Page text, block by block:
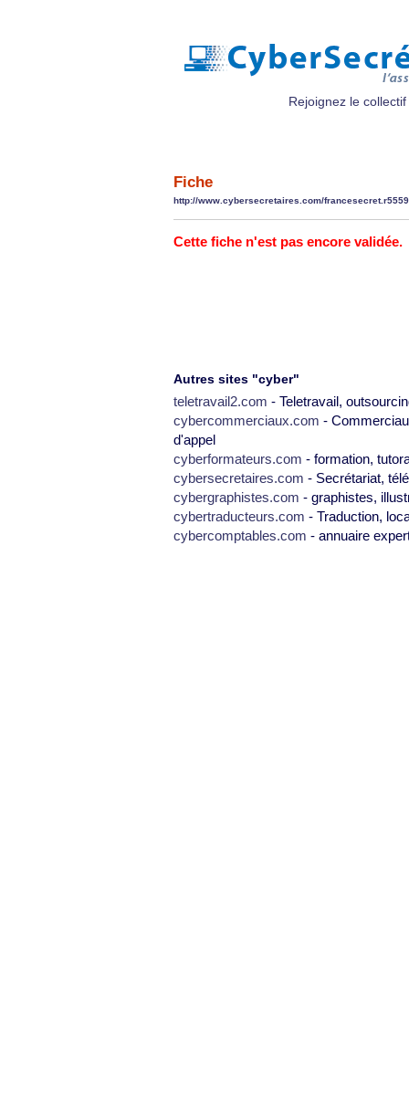
Rejoignez le collectif
Fiche
http://www.cybersecretaires.com/francesecret.r5559
Cette fiche n'est pas encore validée.
Autres sites "cyber"
teletravail2.com - Teletravail,
cybercommerciaux.com -
d'appel
cyberformateurs.com - formation,
cybersecretaires.com - Secrétariat,
cybergraphistes.com - graphistes,
cybertraducteurs.com - Traduction,
cybercomptables.com - annuaire